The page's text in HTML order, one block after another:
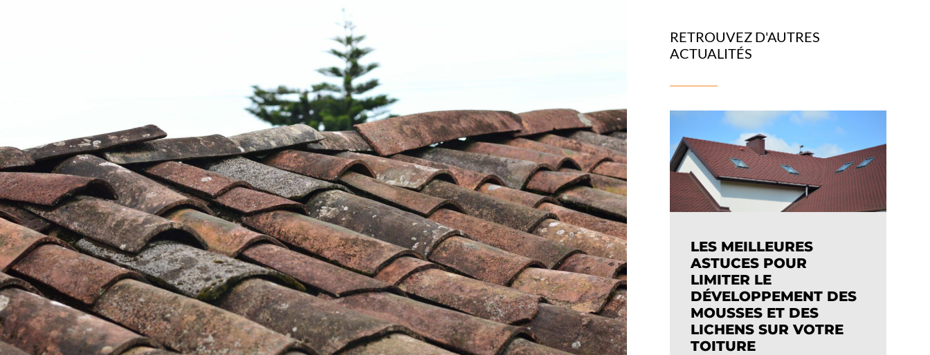
RETROUVEZ D'AUTRES
ACTUALITÉS
LES MEILLEURES
ASTUCES POUR
LIMITER LE
DÉVELOPPEMENT DES
MOUSSES ET DES
LICHENS SUR VOTRE
TOITURE